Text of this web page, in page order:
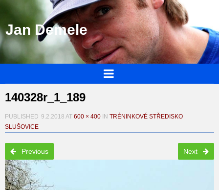
Jan Demele
140328r_1_189
PUBLISHED 9.2.2018 AT 600 × 400 IN TRÉNINKOVÉ STŘEDISKO
SLUŠOVICE
Previous Next